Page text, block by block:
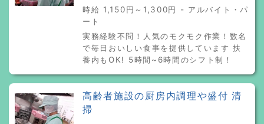
時給 1,150円～1,300円 - アルバイト・パ
ート
実務経験不問！人気のモクモク作業！数名
で毎日おいしい食事を提供しています 扶
養内もOK! 5時間~6時間のシフト制！
高齢者施設の厨房内調理や盛付 清
掃